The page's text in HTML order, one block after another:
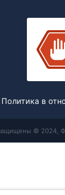
Политика в
© 2024,